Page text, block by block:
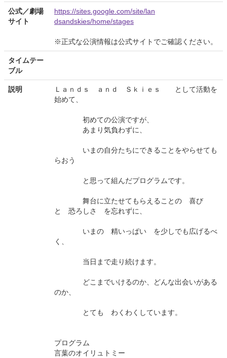
公式／劇場
サイト
https://sites.google.com/site/lan
dsandskies/home/stages
※正式な公演情報は公式サイトでご確認ください。
タイムテー
ブル
説明
Ｌａｎｄｓ ａｎｄ Ｓｋｉｅｓ として活動を
始めて、
初めての公演ですが、
あまり気負わずに、
いまの自分たちにできることをやらせても
らおう
と思って組んだプログラムです。
舞台に立たせてもらえることの 喜び
と 恐ろしさ を忘れずに、
いまの 精いっぱい を少しでも広げるべ
く、
当日まで走り続けます。
どこまでいけるのか、どんな出会いがある
のか、
とても わくわくしています。
プログラム
言葉のオイリュトミー